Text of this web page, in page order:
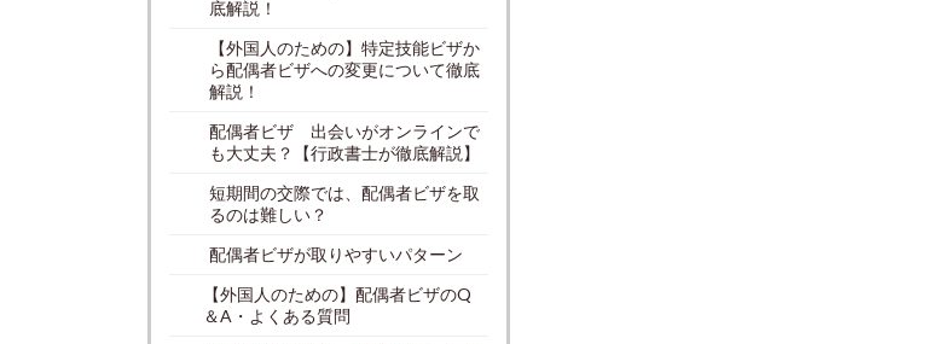
底解説！
【外国人のための】特定技能ビザか
ら配偶者ビザへの変更について徹底
解説！
配偶者ビザ 出会いがオンラインで
も大丈夫？【行政書士が徹底解説】
短期間の交際では、配偶者ビザを取
るのは難しい？
配偶者ビザが取りやすいパターン
【外国人のための】配偶者ビザのQ
＆A・よくある質問